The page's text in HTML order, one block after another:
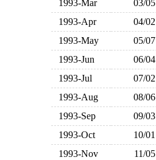
1993-Mar
03/05
1993-Apr
04/02
1993-May
05/07
1993-Jun
06/04
1993-Jul
07/02
1993-Aug
08/06
1993-Sep
09/03
1993-Oct
10/01
1993-Nov
11/05